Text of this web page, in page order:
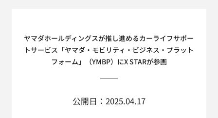
ヤマダホールディングスが推し進めるカーライフサポー
トサービス「ヤマダ・モビリティ・ビジネス・プラット
フォーム」（YMBP）にX STARが参画
公開日：2025.04.17